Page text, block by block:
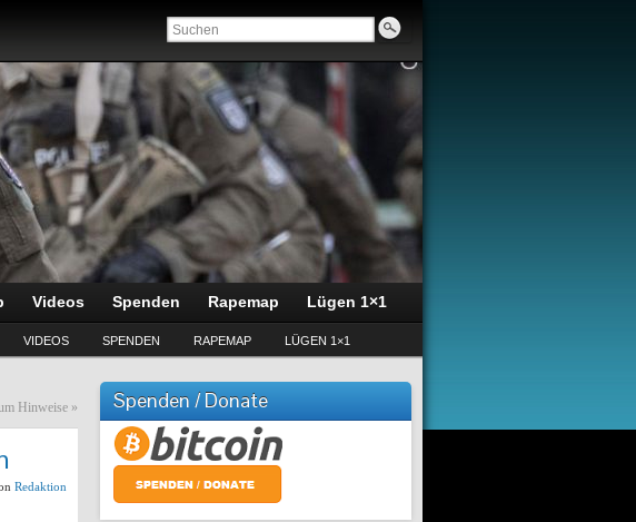
Videos Spenden Rapemap Lügen 1×1
VIDEOS SPENDEN RAPEMAP LÜGEN 1×1
Hinweise »
Redaktion
Spenden / Donate